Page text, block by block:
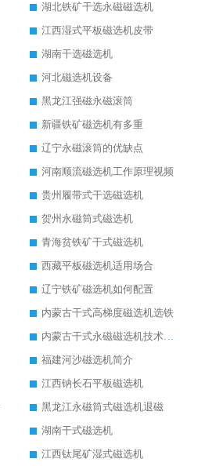
湖北铁矿干选永磁磁选机
江西湿式平板磁选机皮带
湖南干选磁选机
河北磁选机设备
黑龙江强磁永磁滚筒
新疆铁矿磁选机有多重
辽宁永磁滚筒的优缺点
河南顺流磁选机工作原理视频
贵州履带式干选磁选机
贺州永磁筒式磁选机
青海贫铁矿干式磁选机
西藏平板磁选机适用场合
辽宁铁矿磁选机如何配置
内蒙古干式高梯度磁选机选铁
内蒙古干式永磁磁选机技术要求
福建河沙磁选机简介
江西钠长石平板磁选机
黑龙江永磁筒式磁选机退磁
湖南干式磁选机
江西钛尾矿湿式磁选机